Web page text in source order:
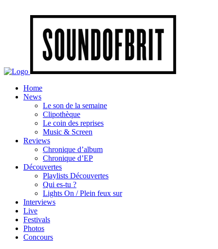
Home
News
Le son de la semaine
Clipothèque
Le coin des reprises
Music & Screen
Reviews
Chronique d’album
Chronique d’EP
Découvertes
Playlists Découvertes
Qui es-tu ?
Lights On / Plein feux sur
Interviews
Live
Festivals
Photos
Concours